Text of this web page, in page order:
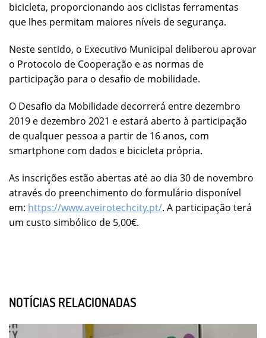
bicicleta, proporcionando aos ciclistas ferramentas
que lhes permitam maiores níveis de segurança.
Neste sentido, o Executivo Municipal deliberou aprovar
o Protocolo de Cooperação e as normas de
participação para o desafio de mobilidade.
O Desafio da Mobilidade decorrerá entre dezembro
2019 e dezembro 2021 e estará aberto à participação
de qualquer pessoa a partir de 16 anos, com
smartphone com dados e bicicleta própria.
As inscrições estão abertas até ao dia 30 de novembro
através do preenchimento do formulário disponível
em: https://www.aveirotechcity.pt/. A participação terá
um custo simbólico de 5,00€.
NOTÍCIAS RELACIONADAS